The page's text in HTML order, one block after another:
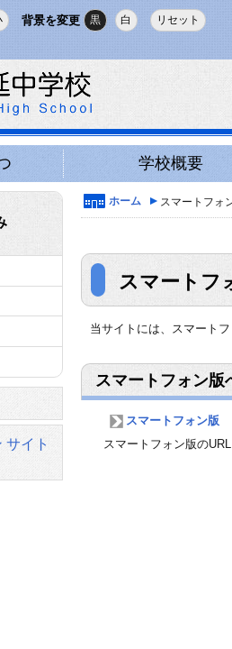
背景を変更 黒 白 リセット
学校概要
ホーム スマートフォ
スマートフ
当サイトには、スマート
スマートフォン版
スマートフォン版
スマートフォン版の
サイト